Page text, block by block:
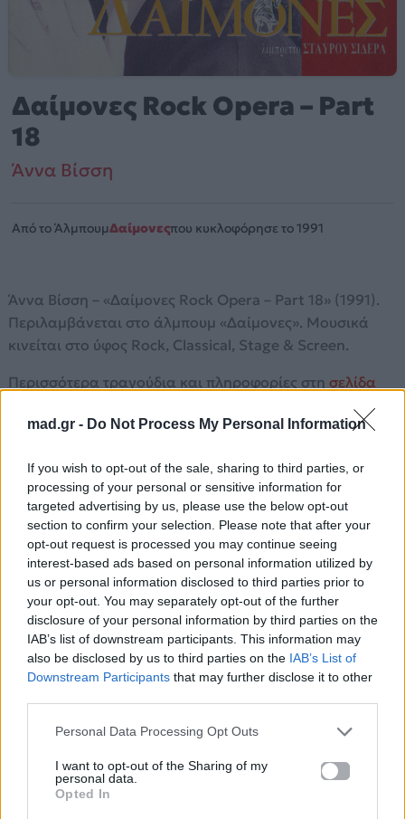
mad.gr - Do Not Process My Personal Information
If you wish to opt-out of the sale, sharing to third parties, or
processing of your personal or sensitive information for
targeted advertising by us, please use the below opt-out
section to confirm your selection. Please note that after your
opt-out request is processed you may continue seeing
interest-based ads based on personal information utilized by
us or personal information disclosed to third parties prior to
your opt-out. You may separately opt-out of the further
disclosure of your personal information by third parties on the
IAB’s list of downstream participants. This information may
also be disclosed by us to third parties on the IAB’s List of
Downstream Participants that may further disclose it to other
Personal Data Processing Opt Outs
I want to opt-out of the Sharing of my
personal data.
Opted In
Δαίμονες Rock Opera – Part
18
Άννα Βίσση
Από το ΆλμπουμΔαίμονεςπου κυκλοφόρησε το 1991
Άννα Βίσση – «Δαίμονες Rock Opera – Part 18» (1991).
Περιλαμβάνεται στο άλμπουμ «Δαίμονες». Μουσικά
κινείται στο ύφος Rock, Classical, Stage & Screen.
Περισσότερα τραγούδια και πληροφορίες στη σελίδα
YouTube και στο Mad.gr.
Στίχοι
Δεν λέει κι απόψε η βραδιά
πάλι να ξημερώσει
κι ο πόνος μες στα στήθια μου
δεν λέει να μερώσει
Ερωτευμενάκι, σαπιοκαραβάκι
μέσα στις καρδιάς σου την κακοκαιριά
Ερωτευμενάκι, κοίτα με λιγάκι
Κλέψε μια στάλα άνοιξη από τα όνειρα σου
και βάλ' την σένα φάκελο, μαζί με ένα γεια σου